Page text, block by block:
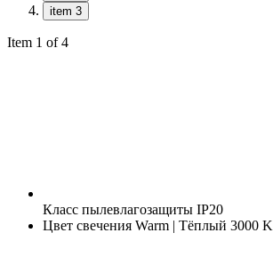
item 3
Item 1 of 4
Класс пылевлагозащиты IP20
Цвет свечения Warm | Тёплый 3000 K